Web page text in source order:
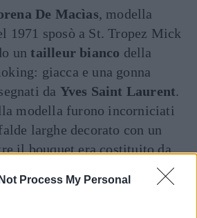
Process My Personal
De Macìas, modella
1971 sposò a St. Tropez Mick
untailleur bianco della
giacca e una gonna
da Yves Saint Laurent.
modella furono incorniciati
larghe decorato con un
il bouquet era costituito da